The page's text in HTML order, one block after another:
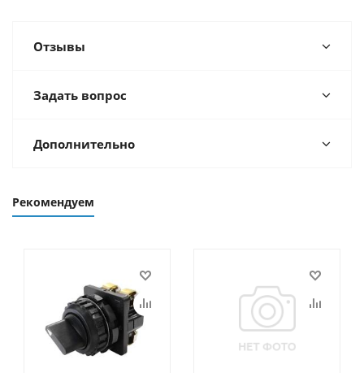
Отзывы
Задать вопрос
Дополнительно
Рекомендуем